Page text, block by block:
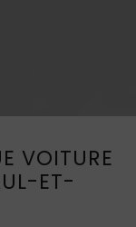
VOITURE
ET-